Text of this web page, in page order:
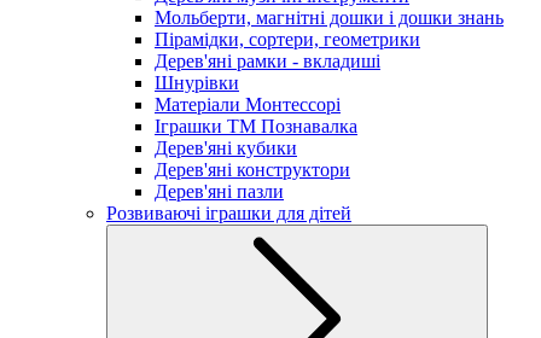
Мольберти, магнітні дошки і дошки знань
Пірамідки, сортери, геометрики
Дерев'яні рамки - вкладиші
Шнурівки
Матеріали Монтессорі
Іграшки ТМ Познавалка
Дерев'яні кубики
Дерев'яні конструктори
Дерев'яні пазли
Розвиваючі іграшки для дітей